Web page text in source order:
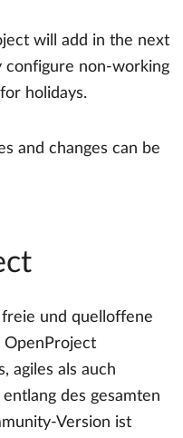
will add in the next
configure non-working
holidays.
and changes can be
und quelloffene
OpenProject
agiles als auch
des gesamten
Version ist